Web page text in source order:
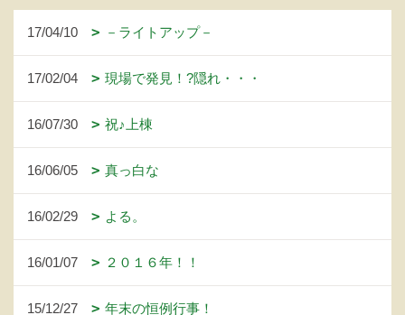
17/04/10 －ライトアップ－
17/02/04 現場で発見！?隠れ・・・
16/07/30 祝♪上棟
16/06/05 真っ白な
16/02/29 よる。
16/01/07 ２０１６年！！
15/12/27 年末の恒例行事！